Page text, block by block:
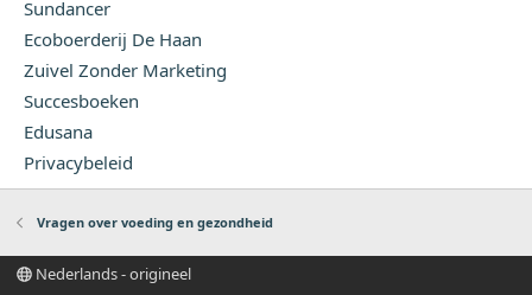
Sundancer
Ecoboerderij De Haan
Zuivel Zonder Marketing
Succesboeken
Edusana
Privacybeleid
Vragen over voeding en gezondheid
Nederlands - origineel